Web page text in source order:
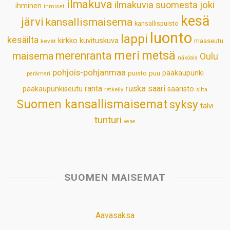
t
ihminen ihmiset ilmakuva ilmakuvia suomesta joki
järvi kansallismaisema kansallispuisto kesä
kesäilta kevät kirkko kuvituskuva lappi luonto maaseutu
maisema merenranta meri metsä näköala Oulu
perämeri pohjois-pohjanmaa puisto puu pääkaupunki
pääkaupunkiseutu ranta retkeily ruska saari saaristo silta
Suomen kansallismaisematsyksy talvi
tunturi vene
SUOMEN MAISEMAT
Aavasaksa